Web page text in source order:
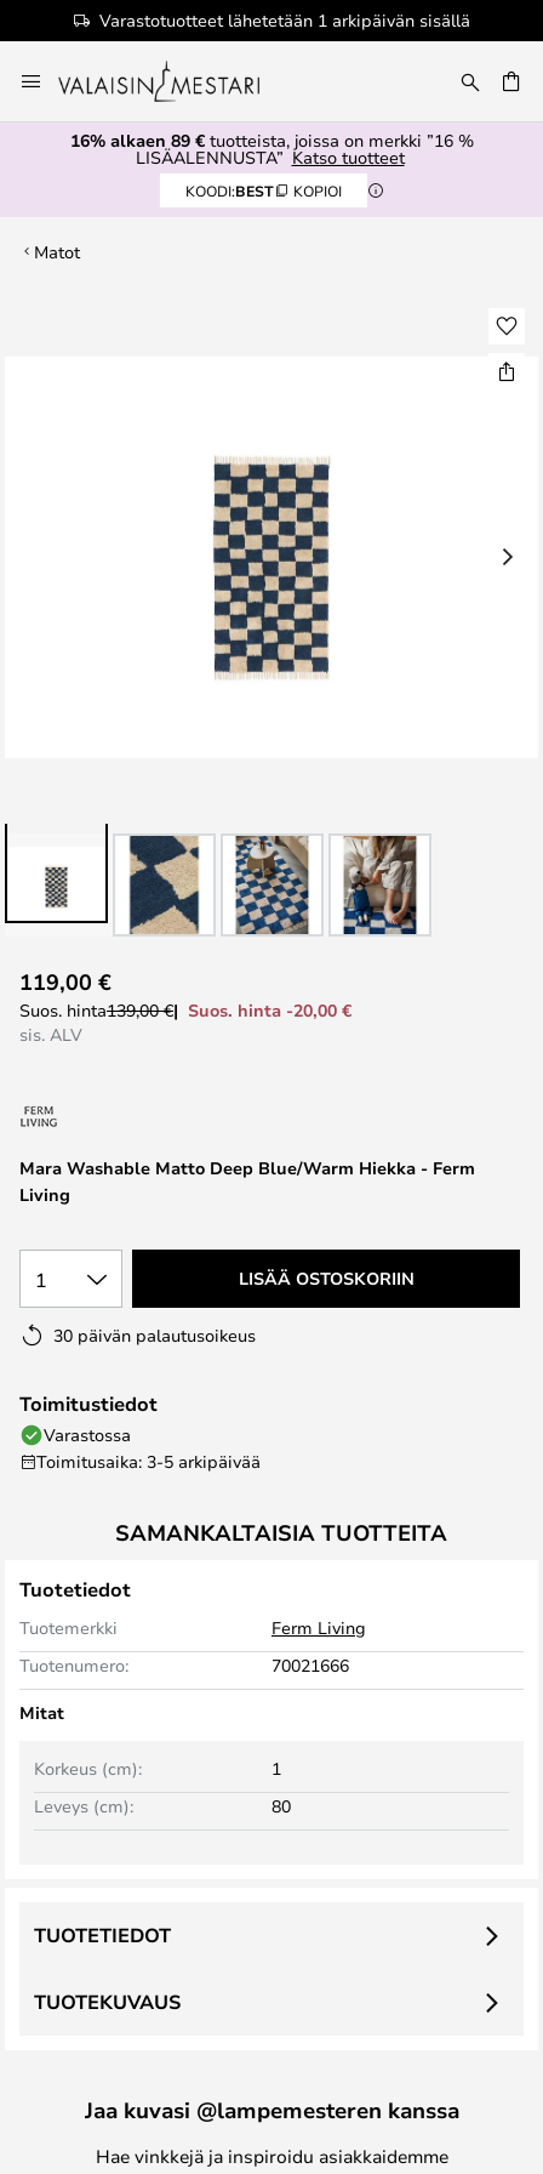
Varastotuotteet lähetetään 1 arkipäivän sisällä
to
Content
16% alkaen 89 €tuotteista, joissa on merkki ”16 %
LISÄALENNUSTA” Katso tuotteet
KOODI:BEST KOPIOI
Matot
to
the
the
gallery
Mara Washable Matto Deep Blue/Warm Hiekka - Ferm
Living
119,00 €
Suos. hinta139,00 €
Suos. hinta -20,00 €
sis. ALV
1 LISÄÄ OSTOSKORIIN
30 päivän palautusoikeus
Toimitustiedot
Varastossa
Toimitusaika: 3-5 arkipäivää
SAMANKALTAISIA TUOTTEITA
Tuotetiedot
Tuotemerkki
Ferm Living
Tuotenumero:
70021666
Mitat
Leveys (cm): 80
Korkeus (cm): 1
TUOTEKUVAUS
TUOTETIEDOT
Jaa kuvasi @lampemesteren kanssa
Hae vinkkejä ja inspiroidu asiakkaidemme